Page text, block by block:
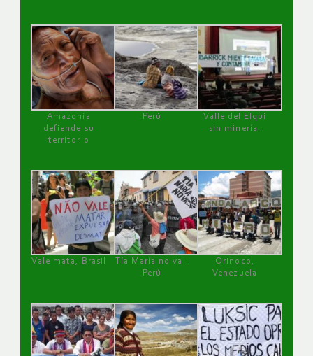
Amazonía
defiende su
territorio
Perú
Valle del Elqui
sin minería.
Vale mata, Brasil
Tía María no va !
Perú
Orinoco,
Venezuela